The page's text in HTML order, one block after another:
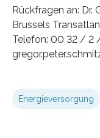
Rückfragen an: Dr.
Brussels
Telefon: 00 32 / 2
Energieversorgung